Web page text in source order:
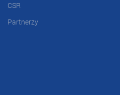
CSR
Partnerzy